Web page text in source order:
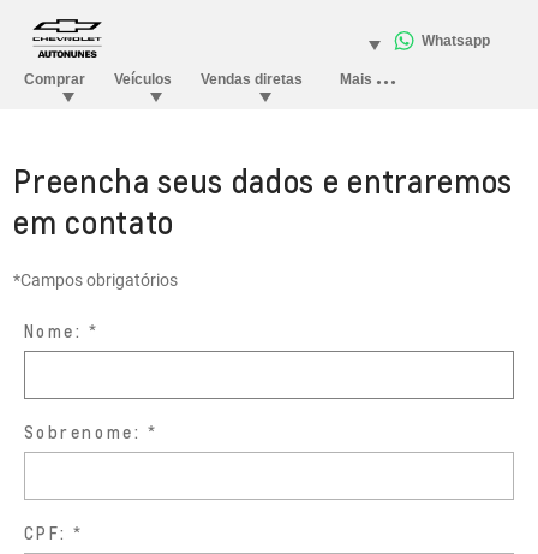
Preencha seus dados e entraremos
em contato
*Campos obrigatórios
Nome:
Sobrenome:
CPF: